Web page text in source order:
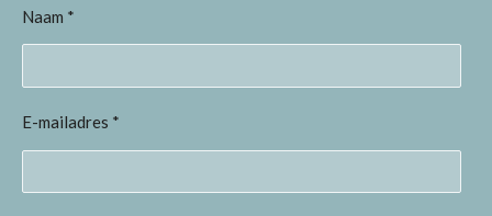
Naam *
E-mailadres *